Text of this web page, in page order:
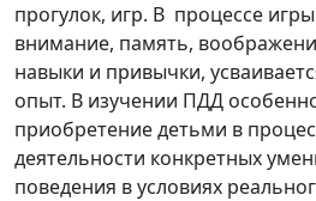
прогулок, игр. В процессе
внимание, память,
навыки и привычки,
опыт. В изучении ПДД
приобретение детьми в
деятельности конкретных
поведения в условиях